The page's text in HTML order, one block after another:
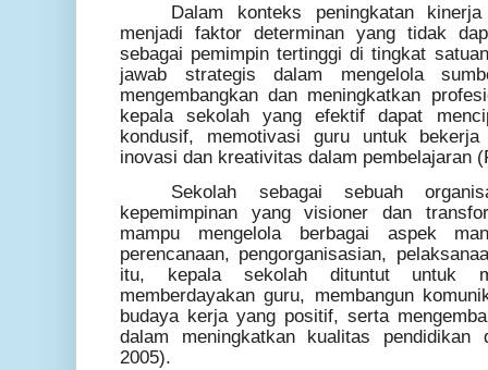
Dalam konteks peningkatan
menjadi faktor determinan yang tidak
sebagai pemimpin tertinggi di tingkat
jawab strategis dalam mengelola
mengembangkan dan meningkatkan
kepala sekolah yang efektif dapat
kondusif, memotivasi guru untuk
inovasi dan kreativitas dalam pembelajaran
Sekolah sebagai sebuah
kepemimpinan yang visioner dan
mampu mengelola berbagai aspek
perencanaan, pengorganisasian,
itu, kepala sekolah dituntut untuk
memberdayakan guru, membangun
budaya kerja yang positif, serta
dalam meningkatkan kualitas pendidikan
2005).